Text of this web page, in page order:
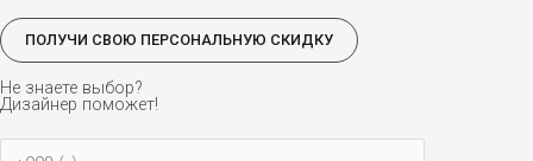
Не знаете выбор?
Дизайнер поможет!